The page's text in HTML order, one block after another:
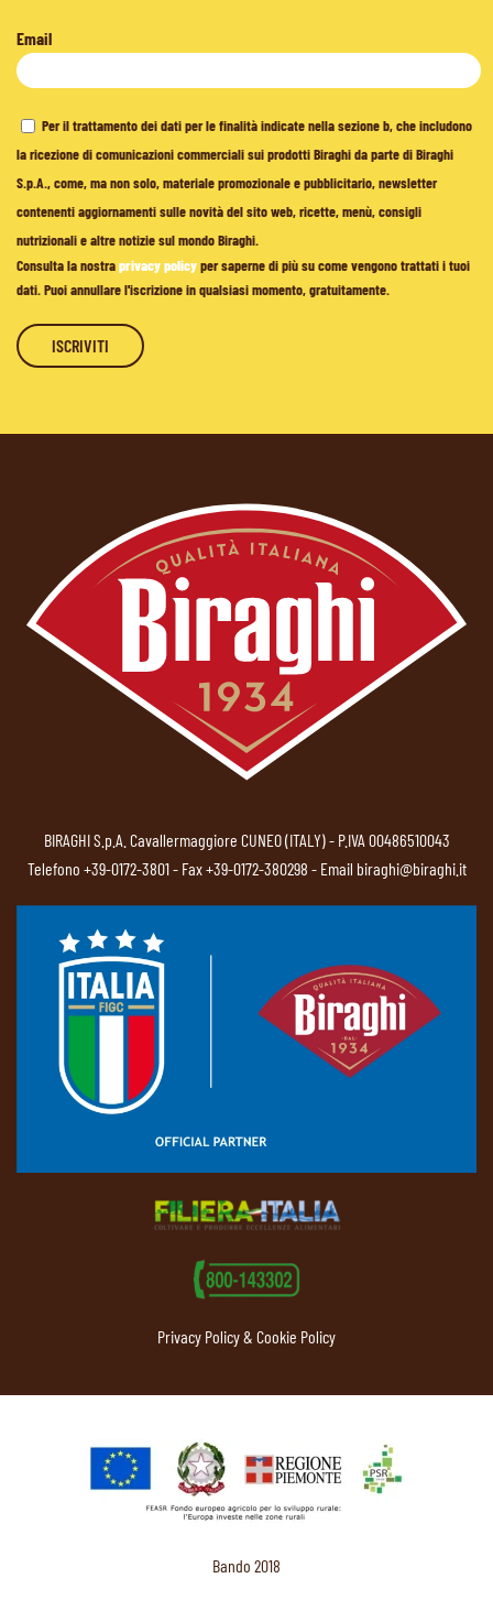
Email
Per il trattamento dei dati per le finalità indicate nella sezione b, che includono
la ricezione di comunicazioni commerciali sui prodotti Biraghi da parte di Biraghi
S.p.A., come, ma non solo, materiale promozionale e pubblicitario, newsletter
contenenti aggiornamenti sulle novità del sito web, ricette, menù, consigli
nutrizionali e altre notizie sul mondo Biraghi.
Consulta la nostraprivacy policyper saperne di più su come vengono trattati i tuoi
dati. Puoi annullare l'iscrizione in qualsiasi momento, gratuitamente.
BIRAGHI S.p.A. Cavallermaggiore CUNEO (ITALY) - P.IVA 00486510043
Telefono +39-0172-3801- Fax +39-0172-380298 - Email biraghi@biraghi.it
Privacy Policy & Cookie Policy
Bando 2018